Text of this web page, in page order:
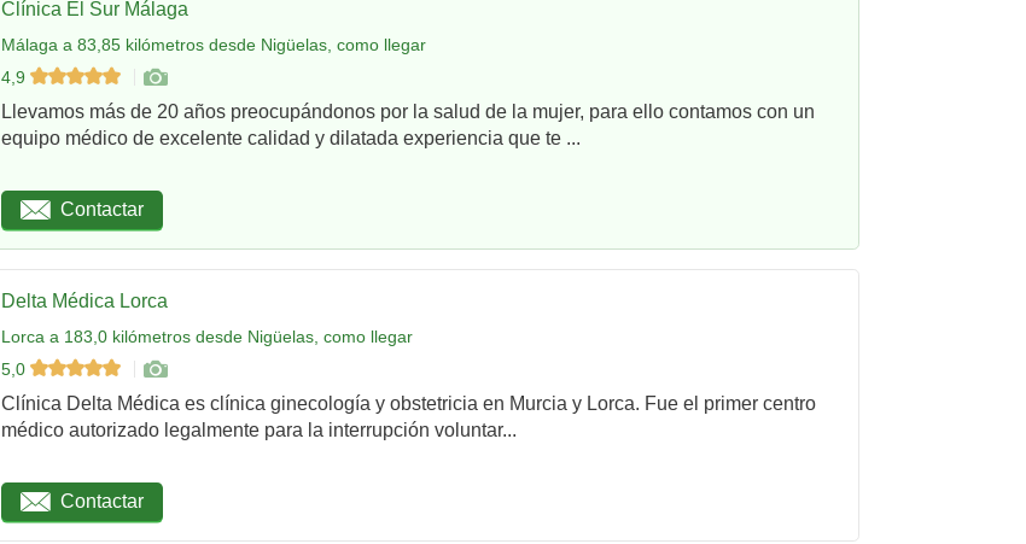
Clínica El Sur Málaga
Málaga a 83,85 kilómetros desde Nigüelas, como llegar
4,9
Llevamos más de 20 años preocupándonos por la salud de la mujer, para ello contamos con un
equipo médico de excelente calidad y dilatada experiencia que te ...
Contactar
Delta Médica Lorca
Lorca a 183,0 kilómetros desde Nigüelas, como llegar
5,0
Clínica Delta Médica es clínica ginecología y obstetricia en Murcia y Lorca. Fue el primer centro
médico autorizado legalmente para la interrupción voluntar...
Contactar